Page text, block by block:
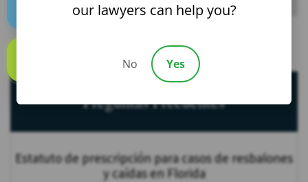
Preguntas Frecuentes
Estatuto de prescripción para casos de resbalones
y caídas en Florida
our lawyers can help you?
No Yes